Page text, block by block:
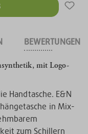
BEWERTUNGEN
mit Logo-
Handtasche. E&N
in Mix-
zum Schillern